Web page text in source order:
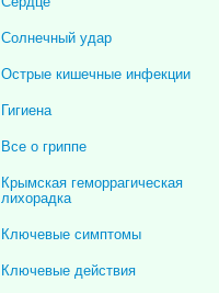
Солнечный удар
Острые кишечные инфекции
Гигиена
Все о гриппе
Крымская геморрагическая
лихорадка
Ключевые симптомы
Ключевые действия